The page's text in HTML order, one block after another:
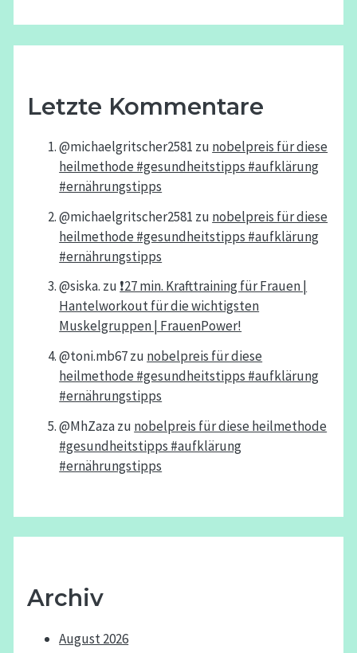
Letzte Kommentare
@michaelgritscher2581 zu nobelpreis für diese
heilmethode #gesundheitstipps #aufklärung
#ernährungstipps
@michaelgritscher2581 zu nobelpreis für diese
heilmethode #gesundheitstipps #aufklärung
#ernährungstipps
@siska. zu ❗️27 min. Krafttraining für Frauen |
Hantelworkout für die wichtigsten
Muskelgruppen | FrauenPower!
@toni.mb67zu nobelpreis für diese
heilmethode #gesundheitstipps #aufklärung
#ernährungstipps
@MhZazazu nobelpreis für diese heilmethode
#gesundheitstipps #aufklärung
#ernährungstipps
Archiv
August 2026